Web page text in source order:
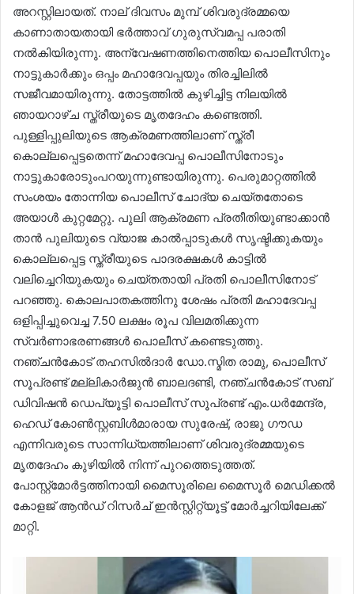
അറസ്റ്റിലായത്. നാല് ദിവസം മുമ്പ് ശിവരുദ്രമ്മയെ
കാണാതായതായി ഭർത്താവ് ഗുരുസ്വമപ്പ പരാതി
നൽകിയിരുന്നു. അന്വേഷണത്തിനെത്തിയ പൊലീസിനും
നാട്ടുകാർക്കും ഒപ്പം മഹാദേവപ്പയും തിരച്ചിലിൽ
സജീവമായിരുന്നു. തോട്ടത്തിൽ കുഴിച്ചിട്ട നിലയിൽ
ഞായറാഴ്ച സ്ത്രീയുടെ മൃതദേഹം കണ്ടെത്തി.
പുള്ളിപ്പുലിയുടെ ആക്രമണത്തിലാണ് സ്ത്രീ
കൊല്ലപ്പെട്ടതെന്ന് മഹാദേവപ്പ പൊലീസിനോടും
നാട്ടുകാരോടുംപറയുന്നുണ്ടായിരുന്നു. പെരുമാറ്റത്തിൽ
സംശയം തോന്നിയ പൊലീസ് ചോദ്യ ചെയ്തതോടെ
അയാൾ കുറ്റമേറ്റു. പുലി ആക്രമണ പ്രതീതിയുണ്ടാക്കാൻ
താൻ പുലിയുടെ വ്യാജ കാൽപ്പാടുകൾ സൃഷ്ടിക്കുകയും
കൊല്ലപ്പെട്ട സ്ത്രീയുടെ പാദരക്ഷകൾ കാട്ടിൽ
വലിച്ചെറിയുകയും ചെയ്തതായി പ്രതി പൊലീസിനോട്
പറഞ്ഞു. കൊലപാതകത്തിനു ശേഷം പ്രതി മഹാദേവപ്പ
ഒളിപ്പിച്ചുവെച്ച 7.50 ലക്ഷം രൂപ വിലമതിക്കുന്ന
സ്വർണാഭരണങ്ങൾ പൊലീസ് കണ്ടെടുത്തു.
നഞ്ചൻകോട് തഹസിൽദാർ ഡോ.സ്മിത രാമു, പൊലീസ്
സൂപ്രണ്ട് മല്ലികാർജുൻ ബാലദണ്ടി, നഞ്ചൻകോട് സബ്
ഡിവിഷൻ ഡെപ്യൂട്ടി പൊലീസ് സൂപ്രണ്ട് എം.ധർമേന്ദ്ര,
ഹെഡ് കോൺസ്റ്റബിൾമാരായ സുരേഷ്, രാജു ഗൗഡ
എന്നിവരുടെ സാന്നിധ്യത്തിലാണ് ശിവരുദ്രമ്മയുടെ
മൃതദേഹം കുഴിയിൽ നിന്ന് പുറത്തെടുത്തത്.
പോസ്റ്റ്‌മോർട്ടത്തിനായി മൈസൂരിലെ മൈസൂർ മെഡിക്കൽ
കോളജ് ആൻഡ് റിസർച് ഇൻസ്റ്റിറ്റ്യൂട്ട് മോർച്ചറിയിലേക്ക്
മാറ്റി.